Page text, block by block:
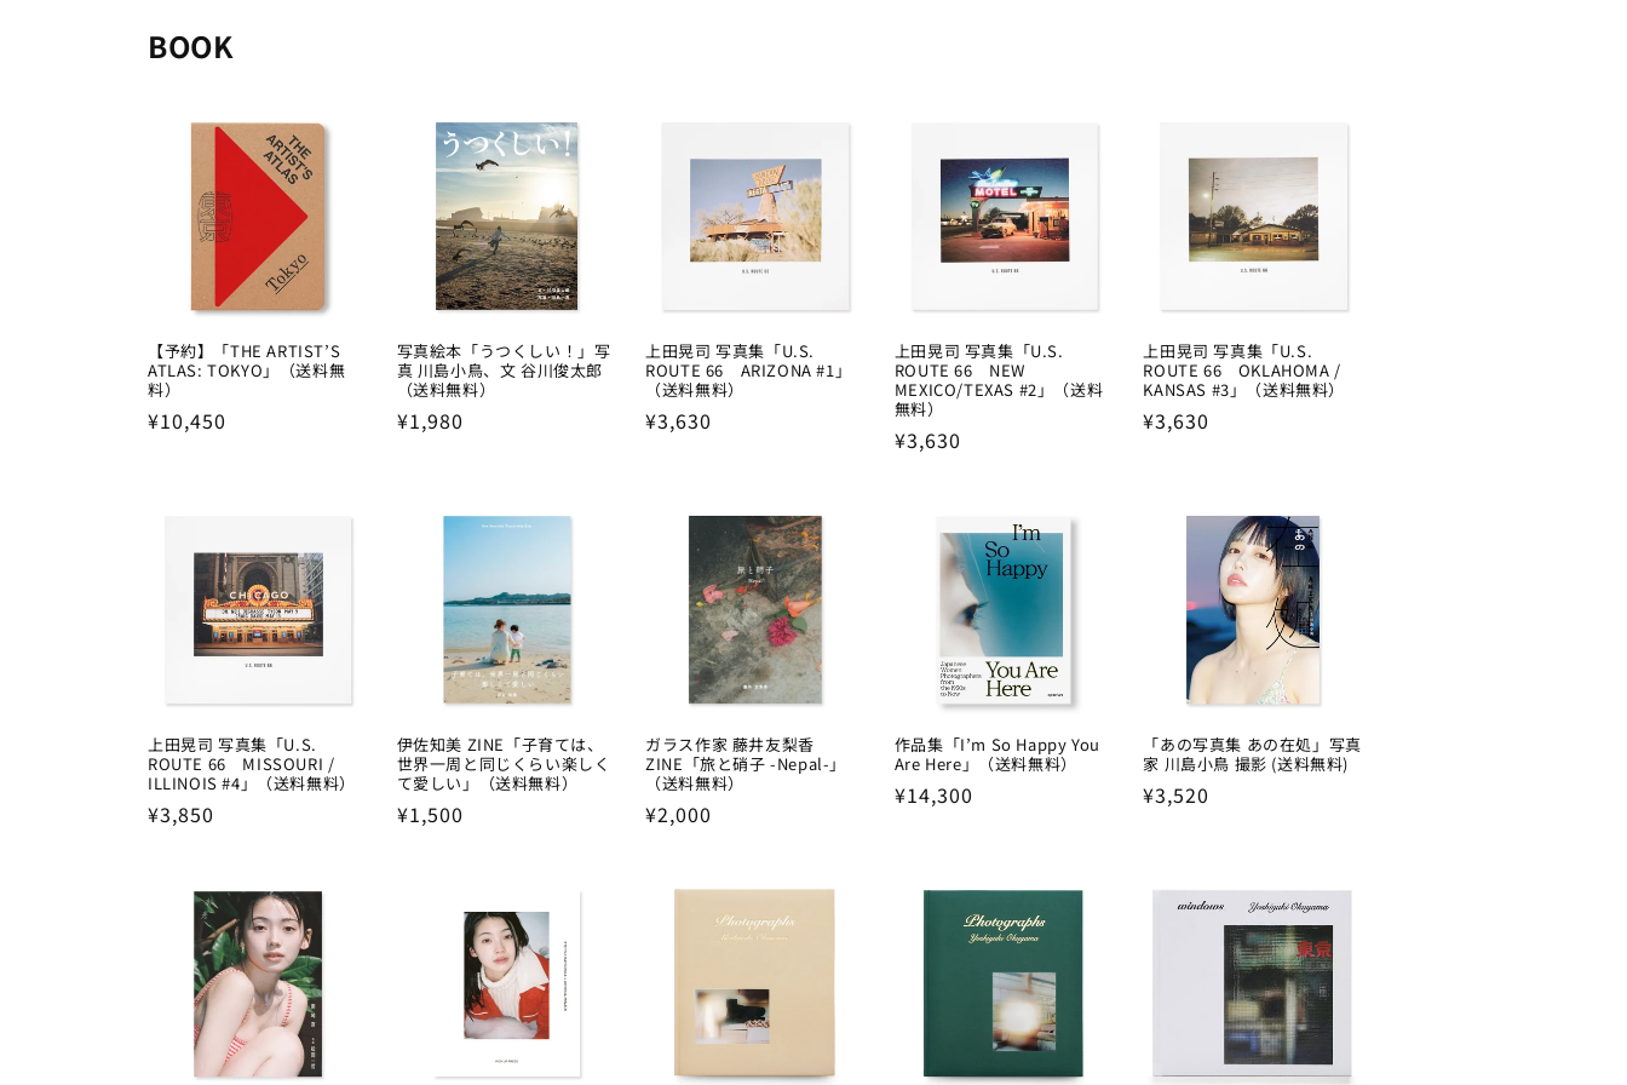
BOOK
【予約】「THE ARTIST’S
ATLAS: TOKYO」（送料無
料）
Regular
¥10,450
写真絵本「うつくしい！」写
真 川島小鳥、文 谷川俊太郎
（送料無料）
Regular
¥1,980
上田晃司 写真集「U.S.
ROUTE 66 ARIZONA #1」
（送料無料）
Regular
¥3,630
上田晃司 写真集「U.S.
ROUTE 66 NEW
MEXICO/TEXAS #2」（送料
無料）
Regular
¥3,630
上田晃司 写真集「U.S.
ROUTE 66 OKLAHOMA /
KANSAS #3」（送料無料）
Regular
¥3,630
上田晃司 写真集「U.S.
ROUTE 66 MISSOURI /
ILLINOIS #4」（送料無料）
Regular
¥3,850
伊佐知美 ZINE「子育ては、
世界一周と同じくらい楽しく
て愛しい」（送料無料）
Regular
¥1,500
ガラス作家 藤井友梨香
ZINE「旅と硝子 -Nepal-」
（送料無料）
Regular
¥2,000
作品集「I’m So Happy You
Are Here」（送料無料）
Regular
¥14,300
「あの写真集 あの在処」写真
家 川島小鳥 撮影 (送料無料)
Regular
¥3,520